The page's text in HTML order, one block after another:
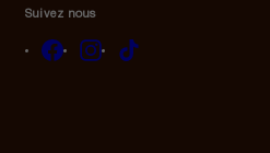
Suivez nous
FacebookInstagram